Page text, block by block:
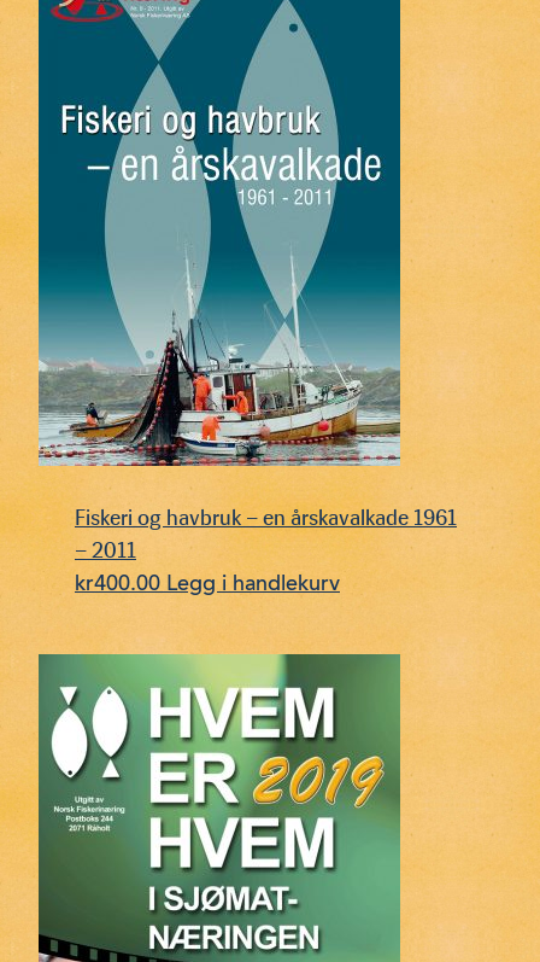
Fiskeri og havbruk – en årskavalkade 1961
– 2011
kr400.00 Legg i handlekurv